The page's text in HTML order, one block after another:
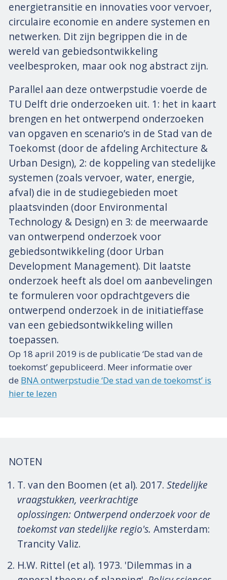
energietransitie en innovaties voor vervoer,
circulaire economie en andere systemen en
netwerken. Dit zijn begrippen die in de
wereld van gebiedsontwikkeling
veelbesproken, maar ook nog abstract zijn.
Parallel aan deze ontwerpstudie voerde de
TU Delft drie onderzoeken uit. 1: het in kaart
brengen en het ontwerpend onderzoeken
van opgaven en scenario’s in de Stad van de
Toekomst (door de afdeling Architecture &
Urban Design), 2: de koppeling van stedelijke
systemen (zoals vervoer, water, energie,
afval) die in de studiegebieden moet
plaatsvinden (door Environmental
Technology & Design) en 3: de meerwaarde
van ontwerpend onderzoek voor
gebiedsontwikkeling (door Urban
Development Management). Dit laatste
onderzoek heeft als doel om aanbevelingen
te formuleren voor opdrachtgevers die
ontwerpend onderzoek in de initiatieffase
van een gebiedsontwikkeling willen
toepassen.
Op 18 april 2019 is de publicatie ‘De stad van de
toekomst’ gepubliceerd. Meer informatie over
de BNA ontwerpstudie ‘De stad van de toekomst’ is
hier te lezen
NOTEN
T. van den Boomen (et al). 2017. Stedelijke
vraagstukken, veerkrachtige
oplossingen: Ontwerpend onderzoek voor de
toekomst van stedelijke regio's. Amsterdam:
Trancity Valiz.
H.W. Rittel (et al). 1973. 'Dilemmas in a